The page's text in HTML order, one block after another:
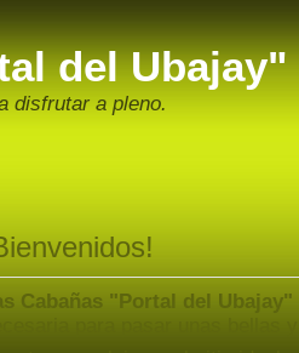
del Ubajay"
disfrutar a pleno.
Cabañas "Portal del Ubajay"